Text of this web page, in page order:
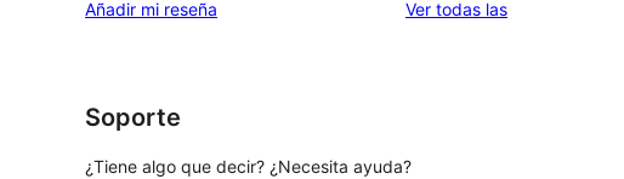
de
Añadir mi reseña Ver todas lasvaloraciones
Soporte
¿Tiene algo que decir? ¿Necesita ayuda?